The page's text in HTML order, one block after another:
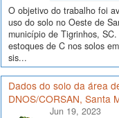
O objetivo do trabalho foi
uso do solo no Oeste de
município de Tigrinhos,
estoques de C nos solos
sis...
Dados do solo da área
DNOS/CORSAN, Santa
Jun 19, 2023